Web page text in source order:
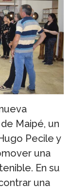
Maipé, un
Pecile y
una
En su
una